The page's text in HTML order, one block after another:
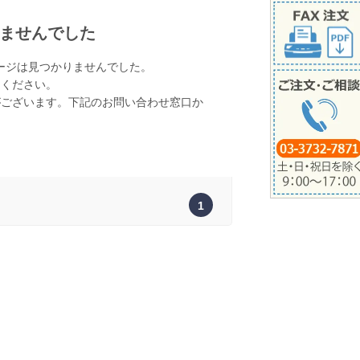
せんでした
は見つかりませんでした。
ださい。
ざいます。下記のお問い合わせ窓口か
1